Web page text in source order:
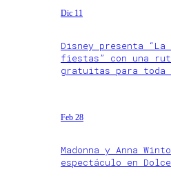
Dic 11
Disney presenta
fiestas” con una
gratuitas para
Feb 28
Madonna y Anna
espectáculo en Dolce